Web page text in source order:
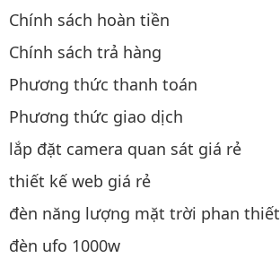
Chính sách hoàn tiền
Chính sách trả hàng
Phương thức thanh toán
Phương thức giao dịch
lắp đặt camera quan sát giá rẻ
thiết kế web giá rẻ
đèn năng lượng mặt trời phan thiết
đèn ufo 1000w